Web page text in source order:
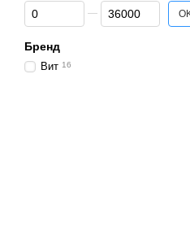
От Цена, грн
До Цена, грн
Бренд
Вит 16